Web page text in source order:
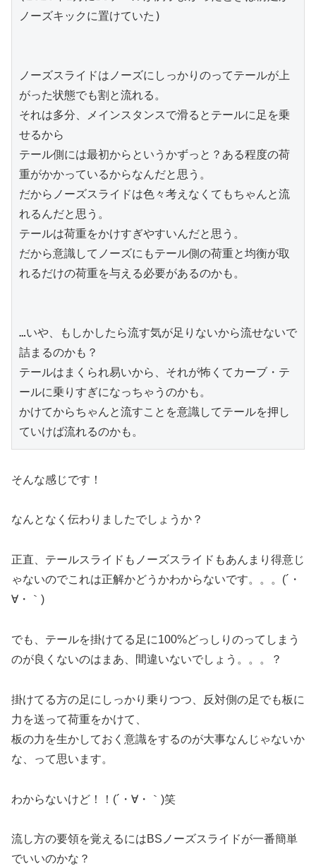
ノーズキックに置けていた)
ノーズスライドはノーズにしっかりのってテールが上
がった状態でも割と流れる。
それは多分、メインスタンスで滑るとテールに足を乗
せるから
テール側には最初からというかずっと？ある程度の荷
重がかかっているからなんだと思う。
だからノーズスライドは色々考えなくてもちゃんと流
れるんだと思う。
テールは荷重をかけすぎやすいんだと思う。
だから意識してノーズにもテール側の荷重と均衡が取
れるだけの荷重を与える必要があるのかも。
…いや、もしかしたら流す気が足りないから流せないで
詰まるのかも？
テールはまくられ易いから、それが怖くてカーブ・テ
ールに乗りすぎになっちゃうのかも。
かけてからちゃんと流すことを意識してテールを押し
ていけば流れるのかも。
そんな感じです！
なんとなく伝わりましたでしょうか？
正直、テールスライドもノーズスライドもあんまり得意じ
ゃないのでこれは正解かどうかわからないです。。。(´・
∀・｀)
でも、テールを掛けてる足に100%どっしりのってしまう
のが良くないのはまあ、間違いないでしょう。。。？
掛けてる方の足にしっかり乗りつつ、反対側の足でも板に
力を送って荷重をかけて、
板の力を生かしておく意識をするのが大事なんじゃないか
な、って思います。
わからないけど！！(´・∀・｀)笑
流し方の要領を覚えるにはBSノーズスライドが一番簡単
でいいのかな？